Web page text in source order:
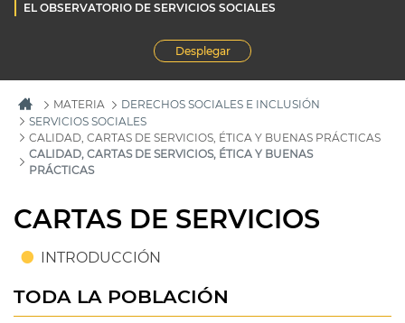
EL OBSERVATORIO DE SERVICIOS SOCIALES
Desplegar
MATERIA
DERECHOS SOCIALES E INCLUSIÓN
SERVICIOS SOCIALES
CALIDAD, CARTAS DE SERVICIOS, ÉTICA Y BUENAS PRÁCTICAS
CALIDAD, CARTAS DE SERVICIOS, ÉTICA Y BUENAS
PRÁCTICAS
CARTAS DE SERVICIOS
INTRODUCCIÓN
TODA LA POBLACIÓN